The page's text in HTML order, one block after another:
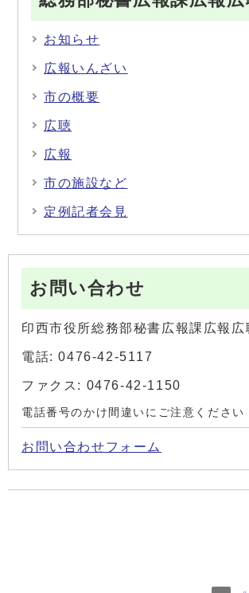
お知らせ
広報いんざい
市の概要
広聴
広報
市の施設など
定例記者会見
お問い合わせ
印西市役所総務部秘書広報課広報広
電話: 0476-42-5117
ファクス: 0476-42-1150
電話番号のかけ間違いにご注意ください
お問い合わせフォーム